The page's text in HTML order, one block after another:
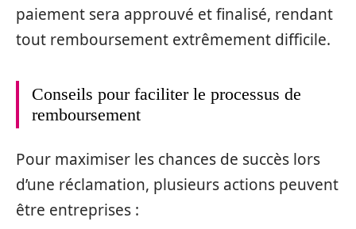
paiement sera approuvé et finalisé, rendant
tout remboursement extrêmement difficile.
Conseils pour faciliter le processus de
remboursement
Pour maximiser les chances de succès lors
d’une réclamation, plusieurs actions peuvent
être entreprises :